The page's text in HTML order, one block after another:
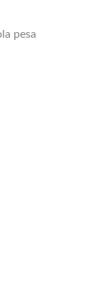
pesa